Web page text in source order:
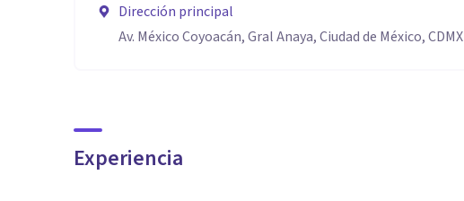
Dirección principal
Av. México Coyoacán, Gral Anaya, Ciudad de México, CDMX
Experiencia